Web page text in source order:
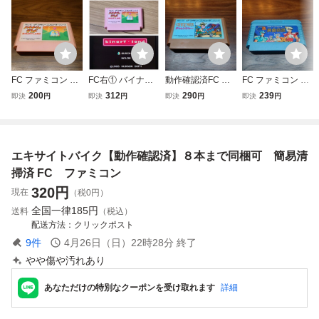
FC ファミコン バ
イナリィランド ハ
即決 200円
FC右① バイナリ
ィランド ファミコ
即決 312円
動作確認済FC フ
ァミコン チャレン
即決 290円
FC ファミコン 聖
闘士星矢 黄金伝説
済
即決 239円
エキサイトバイク【動作確認済】８本まで同梱可 簡易清
掃済 FC ファミコン
現在 320円
（税0円）
送料 全国一律185円
（税込）
配送方法
クリックポスト
9件 4月26日（日）22時28分 終了
やや傷や汚れあり
あなただけの特別なクーポンを受け取れます 詳細